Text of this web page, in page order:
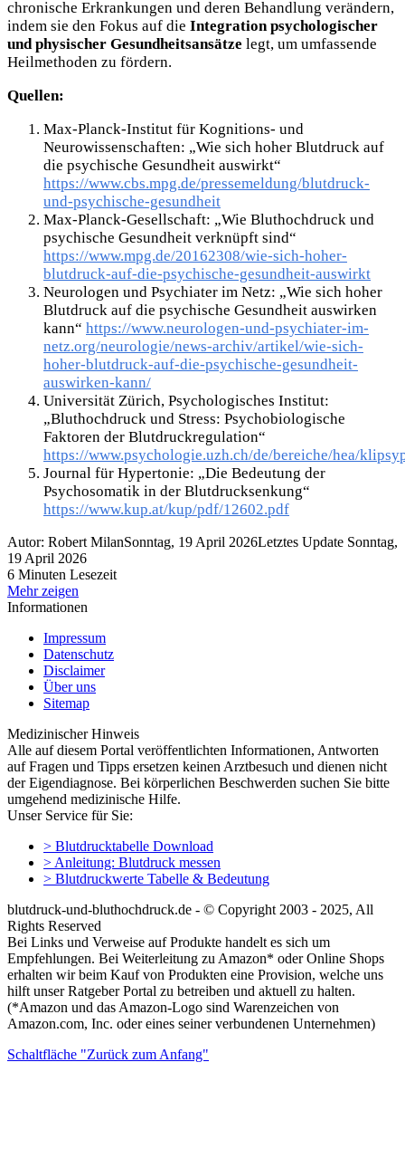
chronische Erkrankungen und deren Behandlung verändern,
indem sie den Fokus auf die Integration psychologischer
und physischer Gesundheitsansätze legt, um umfassende
Heilmethoden zu fördern.
Quellen:
Max-Planck-Institut für Kognitions- und
Neurowissenschaften: „Wie sich hoher Blutdruck auf
die psychische Gesundheit auswirkt“
https://www.cbs.mpg.de/pressemeldung/blutdruck-
und-psychische-gesundheit
Max-Planck-Gesellschaft: „Wie Bluthochdruck und
psychische Gesundheit verknüpft sind“
https://www.mpg.de/20162308/wie-sich-hoher-
blutdruck-auf-die-psychische-gesundheit-auswirkt
Neurologen und Psychiater im Netz: „Wie sich hoher
Blutdruck auf die psychische Gesundheit auswirken
kann“ https://www.neurologen-und-psychiater-im-
netz.org/neurologie/news-archiv/artikel/wie-sich-
hoher-blutdruck-auf-die-psychische-gesundheit-
auswirken-kann/
Universität Zürich, Psychologisches Institut:
„Bluthochdruck und Stress: Psychobiologische
Faktoren der Blutdruckregulation“
https://www.psychologie.uzh.ch/de/bereiche/hea/
Journal für Hypertonie: „Die Bedeutung der
Psychosomatik in der Blutdrucksenkung“
https://www.kup.at/kup/pdf/12602.pdf
Autor: Robert MilanSonntag, 19 April 2026Letztes Update Sonntag,
19 April 2026
6 Minuten Lesezeit
Mehr zeigen
Informationen
Impressum
Datenschutz
Disclaimer
Über uns
Sitemap
Medizinischer Hinweis
Alle auf diesem Portal veröffentlichten Informationen, Antworten
auf Fragen und Tipps ersetzen keinen Arztbesuch und dienen nicht
der Eigendiagnose. Bei körperlichen Beschwerden suchen Sie bitte
umgehend medizinische Hilfe.
Unser Service für Sie:
> Blutdrucktabelle Download
> Anleitung: Blutdruck messen
> Blutdruckwerte Tabelle & Bedeutung
blutdruck-und-bluthochdruck.de - © Copyright 2003 - 2025, All
Rights Reserved
Bei Links und Verweise auf Produkte handelt es sich um
Empfehlungen. Bei Weiterleitung zu Amazon* oder Online Shops
erhalten wir beim Kauf von Produkten eine Provision, welche uns
hilft unser Ratgeber Portal zu betreiben und aktuell zu halten.
(*Amazon und das Amazon-Logo sind Warenzeichen von
Amazon.com, Inc. oder eines seiner verbundenen Unternehmen)
Schaltfläche "Zurück zum Anfang"